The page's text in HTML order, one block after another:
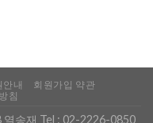
안내
회원가입 약관
침
송재 Tel : 02-2226-0850